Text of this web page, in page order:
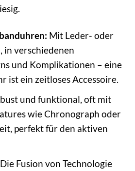
Mit Leder- oder
in verschiedenen
und Komplikationen – eine
ist ein zeitloses Accessoire.
und funktional, oft mit
wie Chronograph oder
perfekt für den aktiven
Die Fusion von Technologie